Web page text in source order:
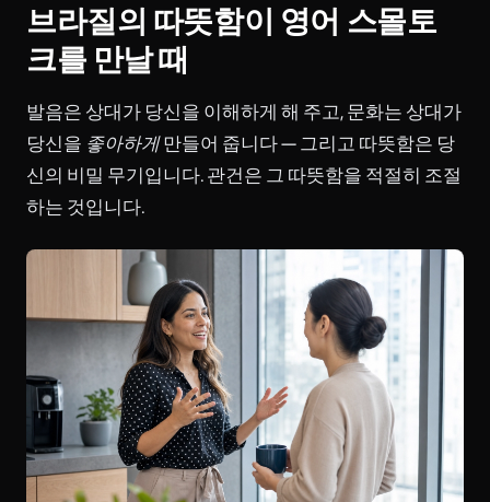
브라질의 따뜻함이 영어 스몰토
크를 만날 때
발음은 상대가 당신을 이해하게 해 주고, 문화는 상대가
당신을 좋아하게만들어 줍니다 — 그리고 따뜻함은 당
신의 비밀 무기입니다. 관건은 그 따뜻함을 적절히 조절
하는 것입니다.